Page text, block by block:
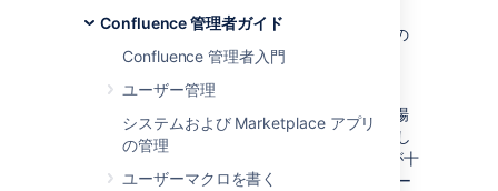
Confluence 管理者ガイド
Confluence 管理者入門
ユーザー管理
システムおよび Marketplace アプリ
の管理
ユーザーマクロを書く
Confluence サーバーとクライアント間の
データ転送量を削減したい場合。
ローカル エリア ネットワークや特別に高速な
WAN 経由で Confluence にアクセスしている場
合は、GZIP エンコーディングを無効のままにし
ておいてもよいでしょう。ネットワーク速度が十
分速いため、Confluence からユーザーへのデー